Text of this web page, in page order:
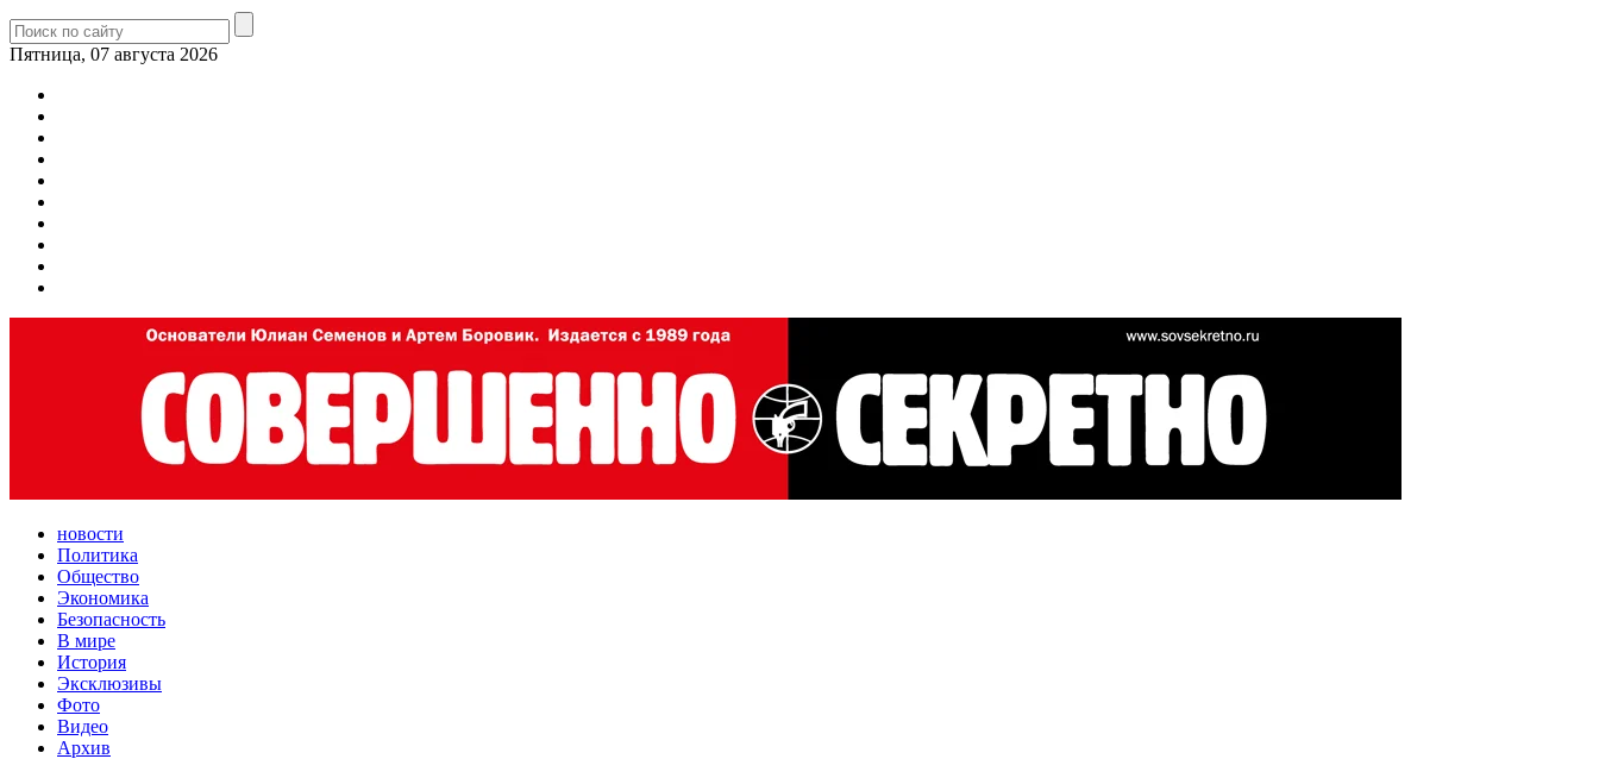
Пятница, 07 августа 2026
новости
Политика
Общество
Экономика
Безопасность
В мире
История
Эксклюзивы
Фото
Видео
Архив